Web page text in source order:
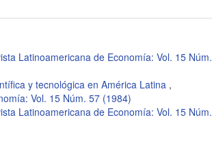
Latinoamericana de Economía: Vol. 15 Núm.
y tecnológica en América Latina ,
Vol. 15 Núm. 57 (1984)
Latinoamericana de Economía: Vol. 15 Núm.